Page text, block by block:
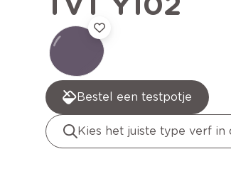
Bestel een testpotje
Kies het juiste type verf in